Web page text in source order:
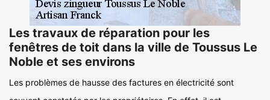
Les travaux de réparation pour les
fenêtres de toit dans la ville de Toussus Le
Noble et ses environs
Les problèmes de hausse des factures en électricité sont